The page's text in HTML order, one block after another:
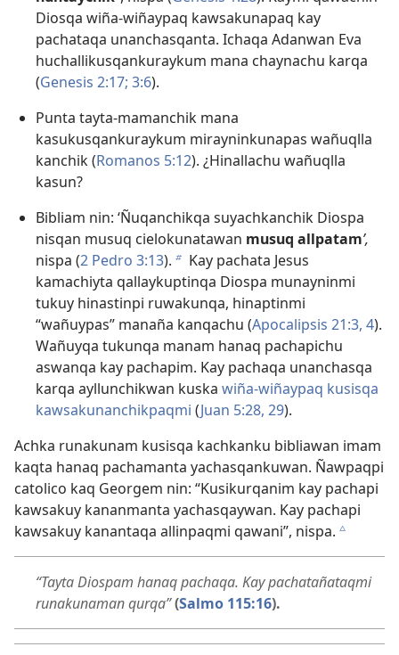
Diosqa wiña-wiñaypaq kawsakunapaq kay
pachataqa unanchasqanta. Ichaqa Adanwan Eva
huchallikusqankuraykum mana chaynachu karqa
(Genesis 2:17; 3:6).
Punta tayta-mamanchik mana
kasukusqankuraykum mirayninkunapas wañuqlla
kanchik (Romanos 5:12). ¿Hinallachu wañuqlla
kasun?
Bibliam nin: ‘Ñuqanchikqa suyachkanchik Diospa
nisqan musuq cielokunatawan musuq allpatam’,
nispa (2 Pedro 3:13). b Kay pachata Jesus
kamachiyta qallaykuptinqa Diospa munayninmi
tukuy hinastinpi ruwakunqa, hinaptinmi
“wañuypas” manaña kanqachu (Apocalipsis 21:3, 4).
Wañuyqa tukunqa manam hanaq pachapichu
aswanqa kay pachapim. Kay pachaqa unanchasqa
karqa ayllunchikwan kuska wiña-wiñaypaq kusisqa
kawsakunanchikpaqmi (Juan 5:28, 29).
Achka runakunam kusisqa kachkanku bibliawan imam
kaqta hanaq pachamanta yachasqankuwan. Ñawpaqpi
catolico kaq Georgem nin: “Kusikurqanim kay pachapi
kawsakuy kananmanta yachasqaywan. Kay pachapi
kawsakuy kanantaqa allinpaqmi qawani”, nispa. c
“Tayta Diospam hanaq pachaqa. Kay pachatañataqmi
runakunaman qurqa”(Salmo 115:16).